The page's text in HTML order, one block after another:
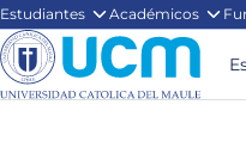
Estudiantes Académicos